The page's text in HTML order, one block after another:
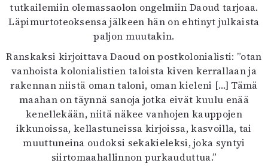
tutkailemiin olemassaolon ongelmiin Daoud tarjoaa.
Läpimurtoteoksensa jälkeen hän on ehtinyt julkaista
paljon muutakin.
Ranskaksi kirjoittava Daoud on postkolonialisti: ”otan
vanhoista kolonialistien taloista kiven kerrallaan ja
rakennan niistä oman taloni, oman kieleni […] Tämä
maahan on täynnä sanoja jotka eivät kuulu enää
kenellekään, niitä näkee vanhojen kauppojen
ikkunoissa, kellastuneissa kirjoissa, kasvoilla, tai
muuttuneina oudoksi sekakieleksi, joka syntyi
siirtomaahallinnon purkauduttua.”